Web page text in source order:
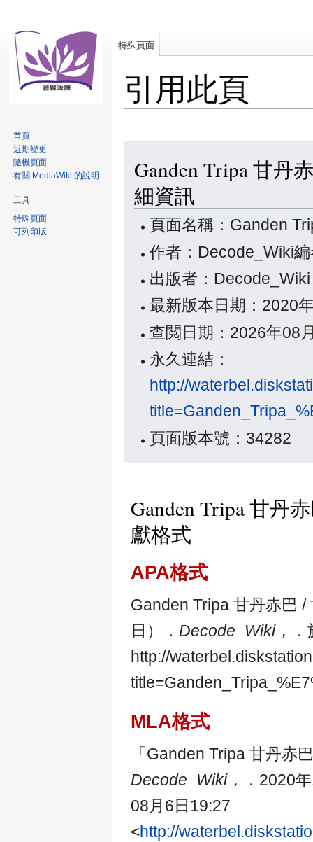
引用此頁
Ganden Tripa 甘丹
細資訊
頁面名稱：Ganden
作者：Decode_Wiki
出版者：
最新版本日期：2020
查閲日期：2026年08
永久連結：
http://
頁面版本號：34282
Ganden Tripa 甘丹
獻格式
APA格式
Ganden Tripa 甘丹赤巴
日）． Decode_Wiki，
http://
MLA格式
「Ganden Tripa 甘丹赤
Decode_Wiki，
．2020
08月6日19:27
<http://
特殊頁面
首頁
近期變更
隨機頁面
有關 MediaWiki 的說明
工具
特殊頁面
可列印版